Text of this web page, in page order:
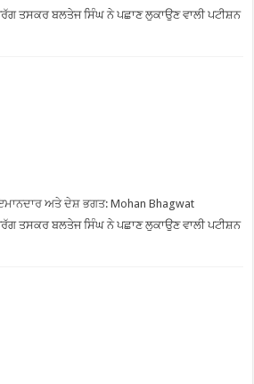
ਤਸਕਰ ਬਲਤੇਜ ਸਿੰਘ ਨੇ ਪਛਾਣ ਲੁਕਾਉਣ ਵਾਲੀ ਪਟੀਸ਼ਨ
ਅਤੇ ਦੇਸ਼ ਭਗਤ: Mohan Bhagwat
ਤਸਕਰ ਬਲਤੇਜ ਸਿੰਘ ਨੇ ਪਛਾਣ ਲੁਕਾਉਣ ਵਾਲੀ ਪਟੀਸ਼ਨ